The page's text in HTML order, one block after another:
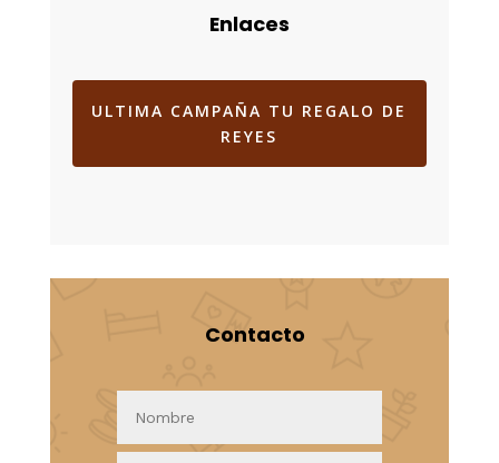
Enlaces
ULTIMA CAMPAÑA TU REGALO DE
REYES
Contacto